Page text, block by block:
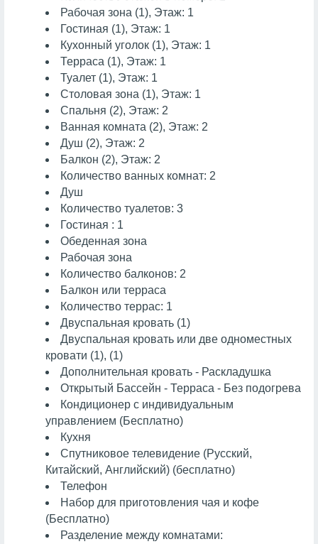
Рабочая зона (1), Этаж: 1
Гостиная (1), Этаж: 1
Кухонный уголок (1), Этаж: 1
Терраса (1), Этаж: 1
Туалет (1), Этаж: 1
Cтоловая зона (1), Этаж: 1
Спальня (2), Этаж: 2
Ванная комната (2), Этаж: 2
Душ (2), Этаж: 2
Балкон (2), Этаж: 2
Количество ванных комнат: 2
Душ
Количество туалетов: 3
Гостиная : 1
Обеденная зона
Рабочая зона
Количество балконов: 2
Балкон или терраса
Количество террас: 1
Двуспальная кровать (1)
Двуспальная кровать или две одноместных
кровати (1), (1)
Дополнительная кровать - Раскладушка
Открытый Бассейн - Терраса - Без подогрева
Кондиционер с индивидуальным
управлением (Бесплатно)
Кухня
Спутниковое телевидение (Русский,
Китайский, Английский) (бесплатно)
Телефон
Набор для приготовления чая и кофе
(Бесплатно)
Разделение между комнатами: